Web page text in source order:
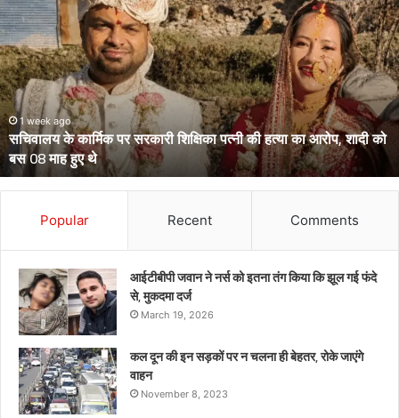
के
दो
आईपीएस
पहुंचे
हाईकोर्ट,
आईजी
से
डीआईजी
बनाकर
भेजे
गए
प्रतिनियुक्ति
March 13, 2026
उत्तराखंड के दो आईपीएस पहुंचे हाईकोर्ट, आईजी से डीआईजी बनाकर भेजे गए
थे केंद्रीय प्रतिनियुक्ति पर
Popular Recent Comments
आईटीबीपी जवान ने नर्स को इतना तंग किया कि झूल गई फंदे
से, मुकदमा दर्ज
March 19, 2026
कल दून की इन सड़कों पर न चलना ही बेहतर, रोके जाएंगे
वाहन
November 8, 2023